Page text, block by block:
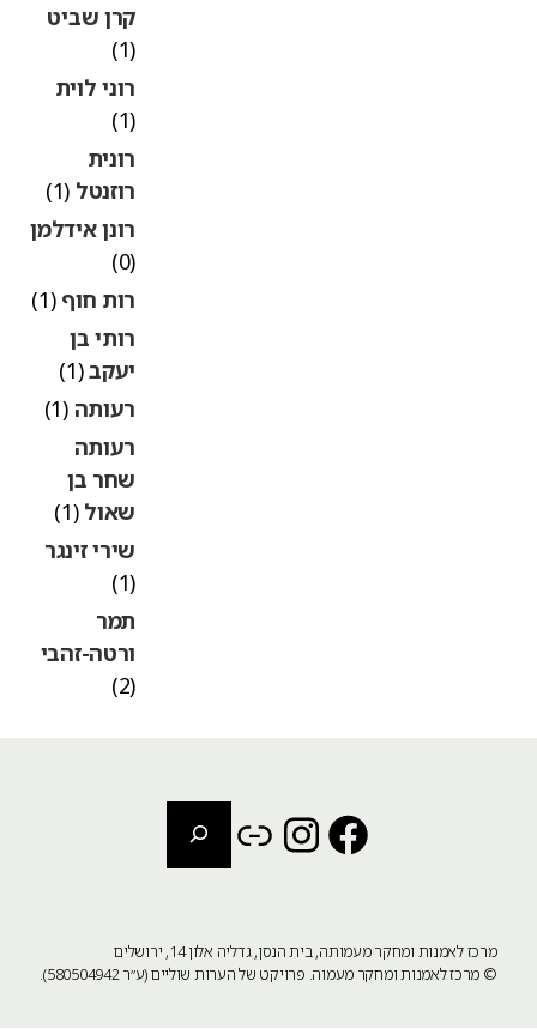
קרן שביט
רוני לוית
רונית
רוזנטל(1)
רונן אידלמן
רות חוף(1)
רותי בן
יעקב(1)
רעותה(1)
רעותה
שחר בן
שאול(1)
שירי זינגר
תמר
ורטה-זהבי
מרכז לאמנות ומחקר מעמותה, בית הנסן, גדליה אלון 14, ירושלים
מרכז לאמנות ומחקר מעמוה. פרויקט של הערות שוליים (ע״ר 580504942).
Facebook
Instagram
Link